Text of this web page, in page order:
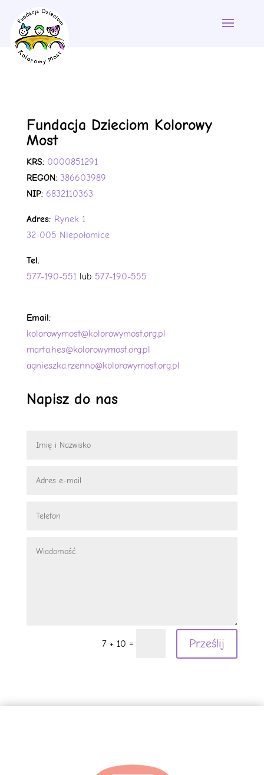
Fundacja Dzieciom Kolorowy
Most
KRS: 0000851291
REGON: 386603989
NIP: 6832110363
Adres: Rynek 1
32-005 Niepołomice
Tel.
577-190-551lub 577-190-555
Email:
kolorowymost@kolorowymost.org.pl
marta.hes@kolorowymost.org.pl
agnieszka.rzenno@kolorowymost.org.pl
Napisz do nas
7 + 10 = Prześlij